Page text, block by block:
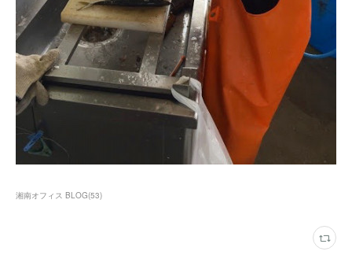
湘南オフィス BLOG(53)